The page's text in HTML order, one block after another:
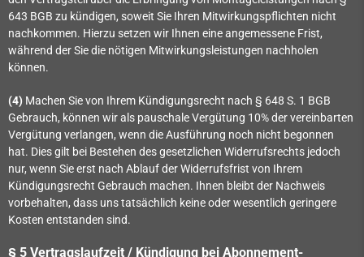
643 BGB zu kündigen, soweit Sie Ihren Mitwirkungspflichten nicht
nachkommen. Hierzu setzen wir Ihnen eine angemessene Frist,
während der Sie die nötigen Mitwirkungsleistungen nachholen
können.
(4) Machen Sie von Ihrem Kündigungsrecht nach § 648 S. 1 BGB
Gebrauch, können wir als pauschale Vergütung 10% der vereinbarten
Vergütung verlangen, wenn die Ausführung noch nicht begonnen
hat. Dies gilt bei Bestehen des gesetzlichen Widerrufsrechts jedoch
nur, wenn Sie erst nach Ablauf der Widerrufsfrist von Ihrem
Kündigungsrecht Gebrauch machen. Ihnen bleibt der Nachweis
vorbehalten, dass uns tatsächlich keine oder wesentlich geringere
Kosten entstanden sind.
§ 5 Vertragslaufzeit / Kündigung bei Abonnement-